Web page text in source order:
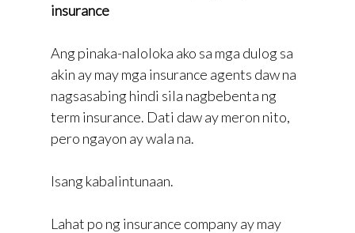
insurance
Ang pinaka-naloloka ako sa mga dulog sa
akin ay may mga insurance agents daw na
nagsasabing hindi sila nagbebenta ng
term insurance. Dati daw ay meron nito,
pero ngayon ay wala na.
Isang kabalintunaan.
Lahat po ng insurance company ay may